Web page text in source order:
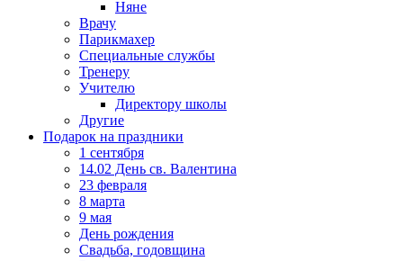
Няне
Врачу
Парикмахер
Специальные службы
Тренеру
Учителю
Директору школы
Другие
Подарок на праздники
1 сентября
14.02 День св. Валентина
23 февраля
8 марта
9 мая
День рождения
Свадьба, годовщина